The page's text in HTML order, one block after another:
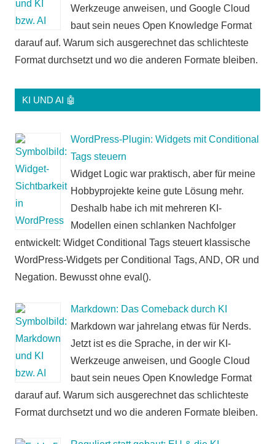
Werkzeuge anweisen, und Google Cloud
baut sein neues Open Knowledge Format
darauf auf. Warum sich ausgerechnet das schlichteste
Format durchsetzt und wo die anderen Formate bleiben.
KI UND AI 🤖
WordPress-Plugin: Widgets mit Conditional
Tags steuern
Widget Logic war praktisch, aber für meine
Hobbyprojekte keine gute Lösung mehr.
Deshalb habe ich mit mehreren KI-
Modellen einen schlanken Nachfolger
entwickelt: Widget Conditional Tags steuert klassische
WordPress-Widgets per Conditional Tags, AND, OR und
Negation. Bewusst ohne eval().
Markdown: Das Comeback durch KI
Markdown war jahrelang etwas für Nerds.
Jetzt ist es die Sprache, in der wir KI-
Werkzeuge anweisen, und Google Cloud
baut sein neues Open Knowledge Format
darauf auf. Warum sich ausgerechnet das schlichteste
Format durchsetzt und wo die anderen Formate bleiben.